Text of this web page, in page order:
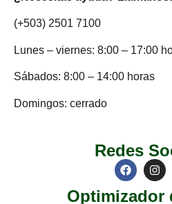
(+503) 2501 7100
Lunes – viernes: 8:00 – 17:00
Sábados: 8:00 – 14:00 horas
Domingos: cerrado
Redes
Optimizador